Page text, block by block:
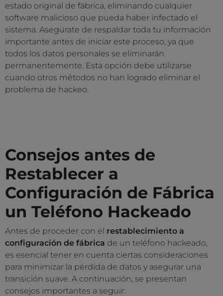
estado original de fábrica, eliminando cualquier
software malicioso que pueda haber infectado el
sistema. Asegúrate de respaldar toda tu información
importante antes de iniciar este proceso, ya que
todos los datos personales se eliminarán
permanentemente. Esta opción debe utilizarse
cuando otros métodos no han logrado eliminar el
problema de hackeo.
Consejos antes de
Restablecer a
Configuración de Fábrica
un Teléfono Hackeado
Antes de proceder con el restablecimiento a
configuración de fábrica de un teléfono hackeado,
es esencial tener en cuenta ciertas consideraciones
para minimizar la pérdida de datos y asegurar una
transición suave. A continuación, se presentan
consejos importantes a seguir: